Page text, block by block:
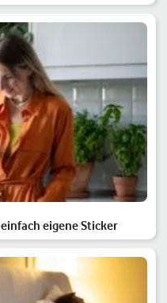
eigene Sticker